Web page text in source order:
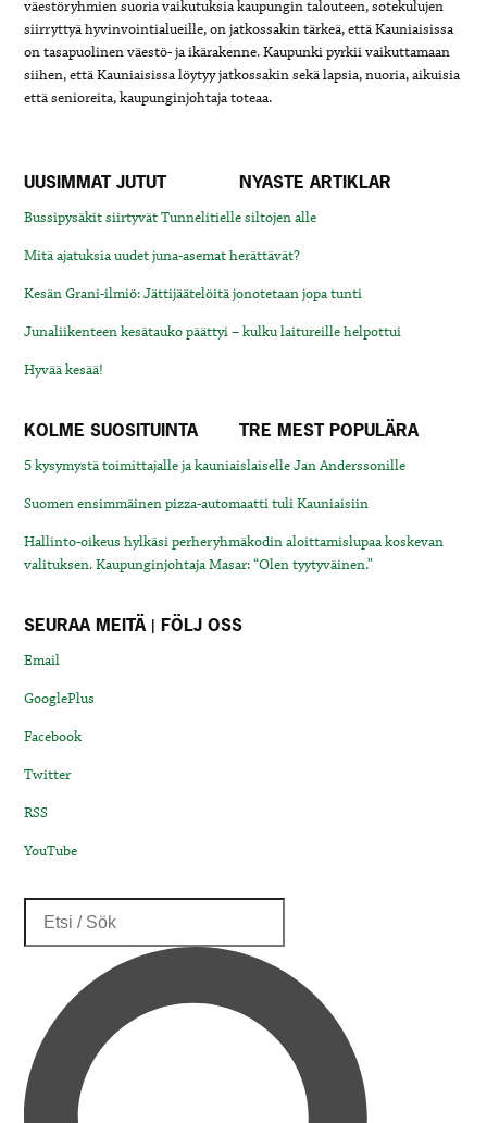
väestöryhmien suoria vaikutuksia kaupungin talouteen, sotekulujen
siirryttyä hyvinvointialueille, on jatkossakin tärkeä, että Kauniaisissa
on tasapuolinen väestö- ja ikärakenne. Kaupunki pyrkii vaikuttamaan
siihen, että Kauniaisissa löytyy jatkossakin sekä lapsia, nuoria, aikuisia
että senioreita, kaupunginjohtaja toteaa.
UUSIMMAT JUTUT NYASTE ARTIKLAR
Bussipysäkit siirtyvät Tunnelitielle siltojen alle
Mitä ajatuksia uudet juna-asemat herättävät?
Kesän Grani-ilmiö: Jättijäätelöitä jonotetaan jopa tunti
Junaliikenteen kesätauko päättyi – kulku laitureille helpottui
Hyvää kesää!
KOLME SUOSITUINTA TRE MEST POPULÄRA
5 kysymystä toimittajalle ja kauniaislaiselle Jan Anderssonille
Suomen ensimmäinen pizza-automaatti tuli Kauniaisiin
Hallinto-oikeus hylkäsi perheryhmäkodin aloittamislupaa koskevan
valituksen. Kaupunginjohtaja Masar: “Olen tyytyväinen.”
SEURAA MEITÄ | FÖLJ OSS
Email
GooglePlus
Facebook
Twitter
RSS
YouTube